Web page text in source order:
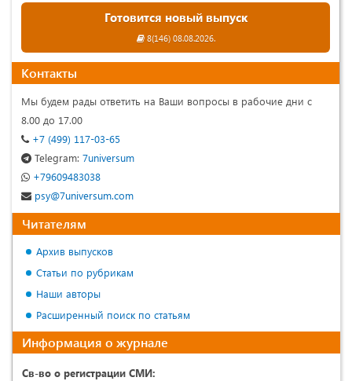
Готовится новый выпуск
8(146) 08.08.2026.
Контакты
Мы будем рады ответить на Ваши вопросы в рабочие дни с
8.00 до 17.00
+7 (499) 117-03-65
Telegram: 7universum
+79609483038
psy@7universum.com
Читателям
Архив выпусков
Статьи по рубрикам
Наши авторы
Расширенный поиск по статьям
Информация о журнале
Св-во о регистрации СМИ: